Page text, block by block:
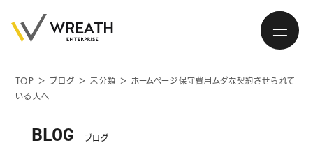
TOP ＞ ブログ ＞未分類 ＞ ホームページ保守費用ムダな契約させられて
いる人へ
BLOG ブログ